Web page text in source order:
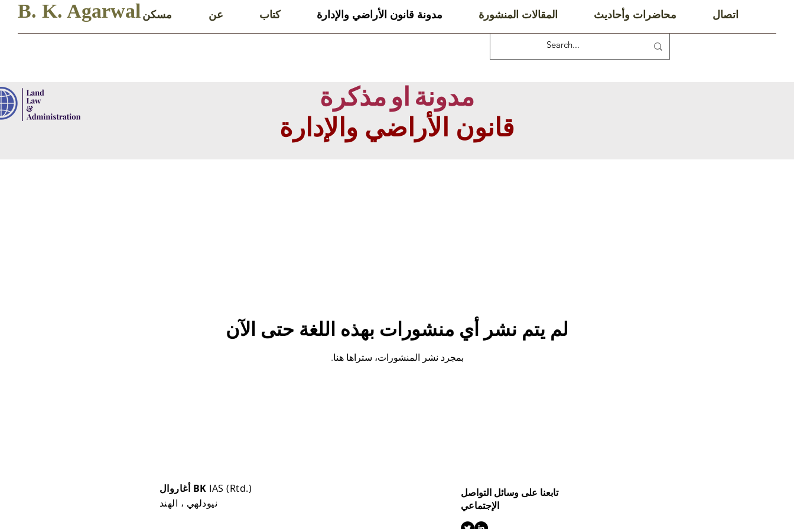
B. K. Agarwalمسكن عن كتاب مدونة قانون الأراضي والإدارة المقالات المنشورة محاضرات وأحاديث اتصال
مدونة او مذكرة
قانون الأراضي والإدارة
لم يتم نشر أي منشورات بهذه اللغة حتى الآن
بمجرد نشر المنشورات، ستراها هنا.
أغاروال BK IAS (Rtd.)
تابعنا على وسائل التواصل
الإجتماعي